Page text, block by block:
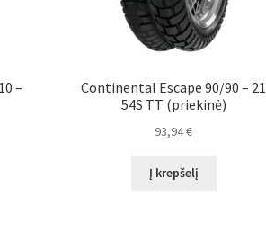
–
Continental Escape 90/90 – 21
54S TT (priekinė)
93,94€
Į krepšelį